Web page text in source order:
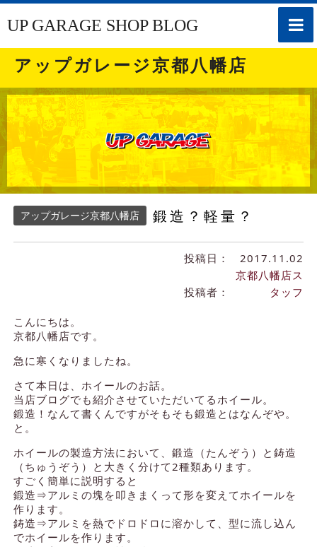
toggle
UP GARAGE SHOP BLOG
アップガレージ京都八幡店
アップガレージ京都八幡店 鍛造？軽量？
投稿日： 2017.11.02
投稿者：
京都八幡店ス
タッフ
こんにちは。
京都八幡店です。
急に寒くなりましたね。
さて本日は、ホイールのお話。
当店ブログでも紹介させていただいてるホイール。
鍛造！なんて書くんですがそもそも鍛造とはなんぞや。
と。
ホイールの製造方法において、鍛造（たんぞう）と鋳造
（ちゅうぞう）と大きく分けて2種類あります。
すごく簡単に説明すると
鍛造⇒アルミの塊を叩きまくって形を変えてホイールを
作ります。
鋳造⇒アルミを熱でドロドロに溶かして、型に流し込ん
でホイールを作ります。